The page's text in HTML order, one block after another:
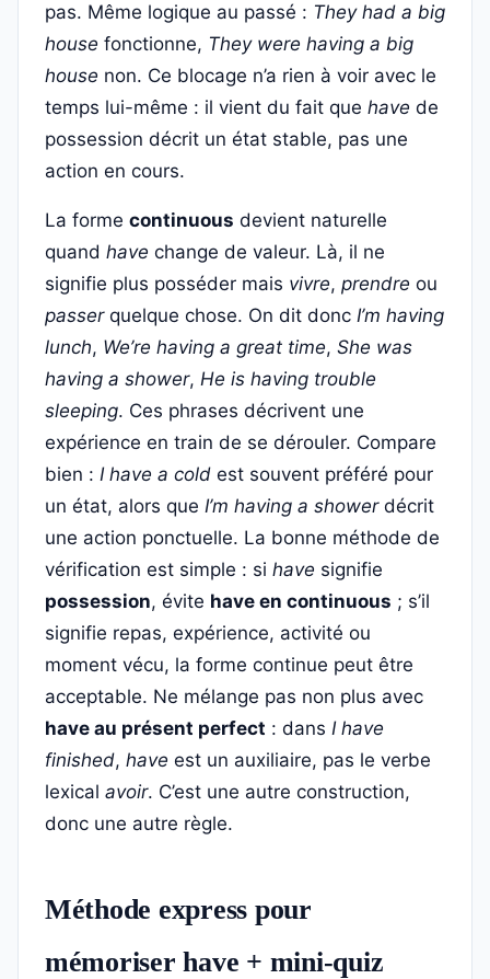
pas. Même logique au passé : They had a big
house fonctionne, They were having a big
house non. Ce blocage n’a rien à voir avec le
temps lui-même : il vient du fait que have de
possession décrit un état stable, pas une
action en cours.
La forme continuous devient naturelle
quand have change de valeur. Là, il ne
signifie plus posséder mais vivre, prendre ou
passerquelque chose. On dit donc I’m having
lunch, We’re having a great time, She was
having a shower, He is having trouble
sleeping. Ces phrases décrivent une
expérience en train de se dérouler. Compare
bien : I have a cold est souvent préféré pour
un état, alors que I’m having a showerdécrit
une action ponctuelle. La bonne méthode de
vérification est simple : si have signifie
possession, évite have en continuous ; s’il
signifie repas, expérience, activité ou
moment vécu, la forme continue peut être
acceptable. Ne mélange pas non plus avec
have au présent perfect : dans I have
finished, have est un auxiliaire, pas le verbe
lexical avoir. C’est une autre construction,
donc une autre règle.
Méthode express pour
mémoriser have + mini-quiz